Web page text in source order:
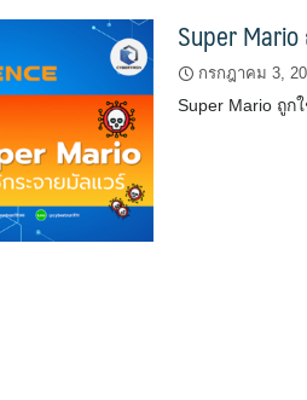
Super Mario
กรกฎาคม 3,
Super Mario ถู